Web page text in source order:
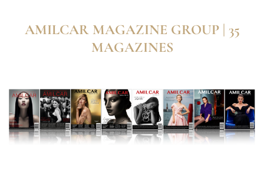
AMILCAR MAGAZINE GROUP | 35
MAGAZINES